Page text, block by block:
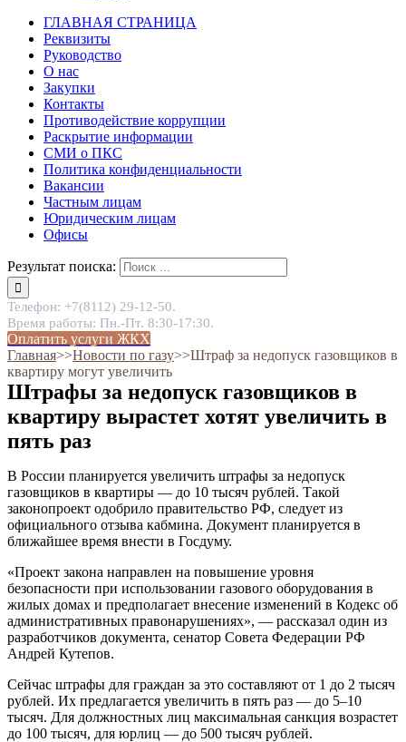
ГЛАВНАЯ СТРАНИЦА
Реквизиты
Руководство
О нас
Закупки
Контакты
Противодействие коррупции
Раскрытие информации
СМИ о ПКС
Политика конфиденциальности
Вакансии
Частным лицам
Юридическим лицам
Офисы
Результат поиска:
Телефон: +7(8112) 29-12-50.
Время работы: Пн.-Пт. 8:30-17:30.
Оплатить услуги ЖКХ
Главная˃˃Новости по газу˃˃Штраф за недопуск газовщиков в
квартиру могут увеличить
Штрафы за недопуск газовщиков в
квартиру вырастет хотят увеличить в
пять раз
В России планируется увеличить штрафы за недопуск
газовщиков в квартиры — до 10 тысяч рублей. Такой
законопроект одобрило правительство РФ, следует из
официального отзыва кабмина. Документ планируется в
ближайшее время внести в Госдуму.
«Проект закона направлен на повышение уровня
безопасности при использовании газового оборудования в
жилых домах и предполагает внесение изменений в Кодекс об
административных правонарушениях», — рассказал один из
разработчиков документа, сенатор Совета Федерации РФ
Андрей Кутепов.
Сейчас штрафы для граждан за это составляют от 1 до 2 тысяч
рублей. Их предлагается увеличить в пять раз — до 5–10
тысяч. Для должностных лиц максимальная санкция возрастет
до 100 тысяч, для юрлиц — до 500 тысяч рублей.